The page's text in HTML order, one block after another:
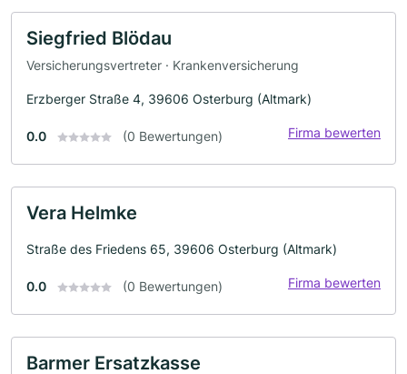
Siegfried Blödau
Versicherungsvertreter · Krankenversicherung
Erzberger Straße 4, 39606 Osterburg (Altmark)
0.0 (0 Bewertungen) Firma bewerten
Vera Helmke
Straße des Friedens 65, 39606 Osterburg (Altmark)
0.0 (0 Bewertungen) Firma bewerten
Barmer Ersatzkasse